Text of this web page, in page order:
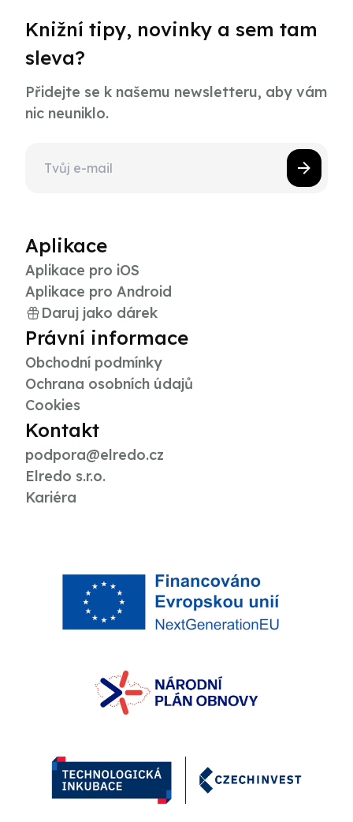
Knižní tipy, novinky a sem tam
sleva?
Přidejte se k našemu newsletteru, aby vám
nic neuniklo.
Aplikace
Aplikace pro iOS
Aplikace pro Android
Daruj jako dárek
Právní informace
Obchodní podmínky
Ochrana osobních údajů
Cookies
Kontakt
podpora@elredo.cz
Elredo s.r.o.
Kariéra